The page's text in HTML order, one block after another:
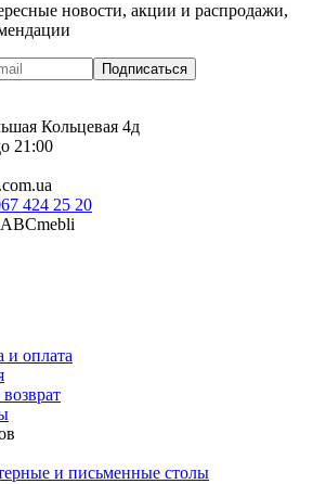
новости, акции и распродажи,
Подписаться
Кольцевая 4д
21:00
424 25 20
и оплата
и письменные столы